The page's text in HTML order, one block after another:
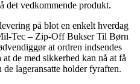
det vedkommende produkt.
på blot en enkelt hverdag
Tec – Zip-Off Bukser Til Børn
at ordren indsendes
de med sikkerhed kan nå at få
lageransatte holder fyraften.